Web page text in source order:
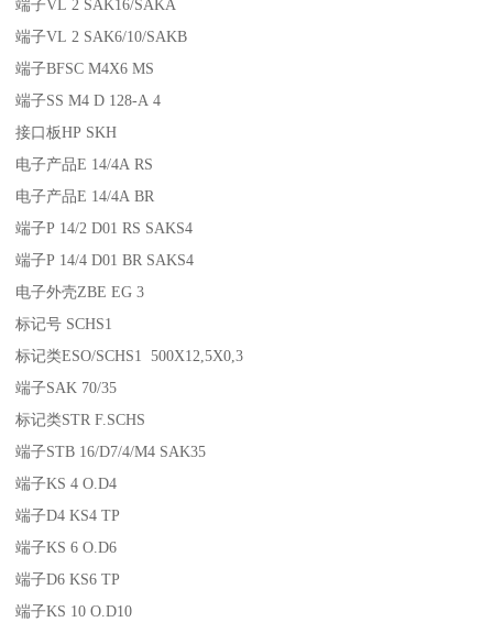
端子VL 2 SAK16/SAKA
端子VL 2 SAK6/10/SAKB
端子BFSC M4X6 MS
端子SS M4 D 128-A 4
接口板HP SKH
电子产品E 14/4A RS
电子产品E 14/4A BR
端子P 14/2 D01 RS SAKS4
端子P 14/4 D01 BR SAKS4
电子外壳ZBE EG 3
标记号 SCHS1
标记类ESO/SCHS1 500X12,5X0,3
端子SAK 70/35
标记类STR F.SCHS
端子STB 16/D7/4/M4 SAK35
端子KS 4 O.D4
端子D4 KS4 TP
端子KS 6 O.D6
端子D6 KS6 TP
端子KS 10 O.D10